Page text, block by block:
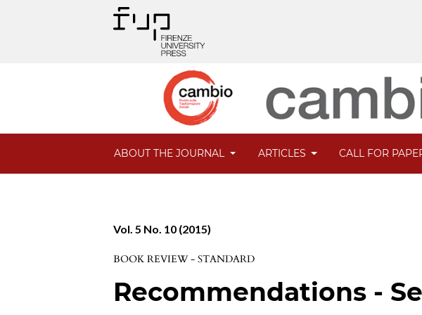
ABOUT THE JOURNAL ARTICLES CALL FOR
Vol. 5 No. 10 (2015)
BOOK REVIEW - STANDARD
Recommendations -